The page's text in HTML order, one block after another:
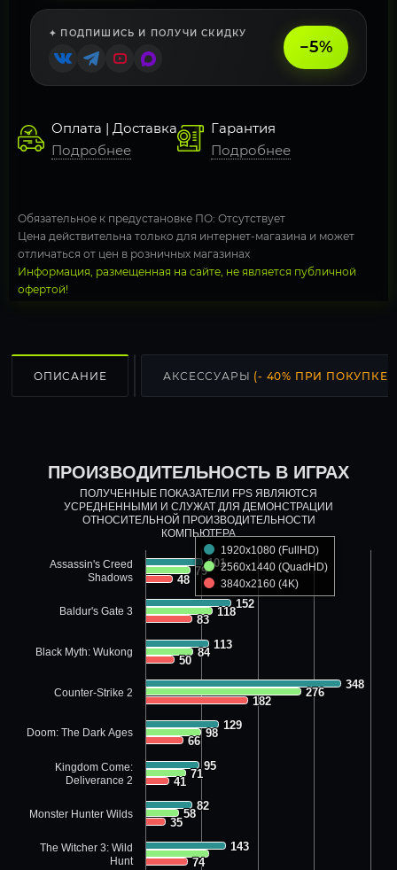
✦ ПОДПИШИСЬ И ПОЛУЧИ СКИДКУ
−5%
Оплата | Доставка
Подробнее
Гарантия
Подробнее
Обязательное к предустановке ПО: Отсутствует
Цена действительна только для интернет-магазина и может
отличаться от цен в розничных магазинах
Информация, размещенная на сайте, не является публичной
офертой!
ОПИСАНИЕ АКСЕССУАРЫ (- 40% ПРИ ПОКУПКЕ
ПРОИЗВОДИТЕЛЬНОСТЬ В ИГРАХ
ПОЛУЧЕННЫЕ ПОКАЗАТЕЛИ FPS ЯВЛЯЮТСЯ
УСРЕДНЕННЫМИ И СЛУЖАТ ДЛЯ ДЕМОНСТРАЦИИ
ОТНОСИТЕЛЬНОЙ ПРОИЗВОДИТЕЛЬНОСТИ
КОМПЬЮТЕРА
101
101
152
152
113
113
348
348
129
129
95
95
82
82
143
143
79
79
118
118
84
84
276
276
98
98
71
71
58
58
48
48
83
83
50
50
182
182
66
66
41
41
35
35
74
74
1920x1080 (FullHD)
2560x1440 (QuadHD)
3840x2160 (4K)
Assassin's Creed
Shadows
Baldur's Gate 3
Black Myth: Wukong
Counter-Strike 2
Doom: The Dark Ages
Kingdom Come:
Deliverance 2
Monster Hunter Wilds
The Witcher 3: Wild
Hunt